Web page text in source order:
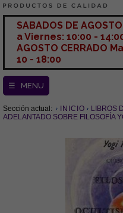
SABADOS DE
a Viernes: 10:00 -
AGOSTO CERRADO
10 - 18:00
☰ MENU
Sección actual: INICIO LIBROS
ADELANTADO SOBRE FILOSOFÍA